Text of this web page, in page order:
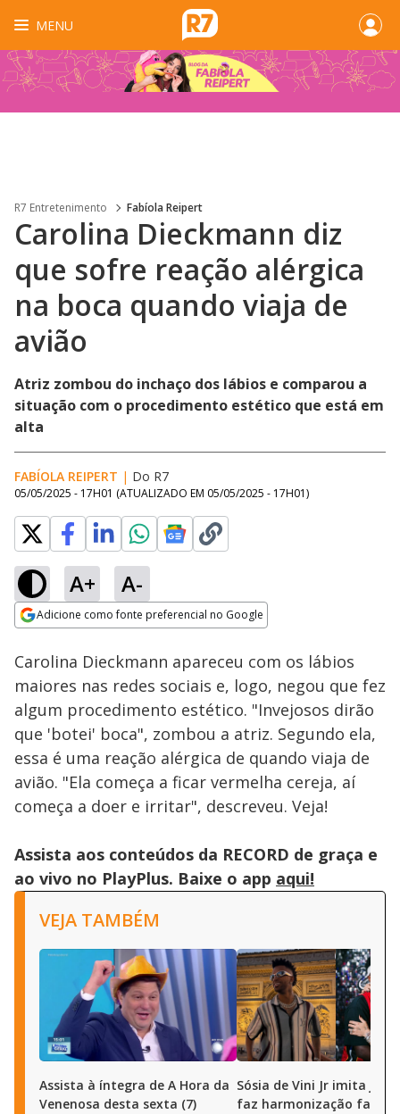
MENU
R7 Entretenimento Fabíola Reipert
Carolina Dieckmann diz
que sofre reação alérgica
na boca quando viaja de
avião
Atriz zombou do inchaço dos lábios e comparou a
situação com o procedimento estético que está em
alta
FABÍOLA REIPERT | Do R7
05/05/2025 - 17H01 (ATUALIZADO EM 05/05/2025 - 17H01)
A+ A-
Adicione como fonte preferencial no Google
Ativar
Loaded:
51.39%
Carolina Dieckmann apareceu com os lábios
maiores nas redes sociais e, logo, negou que fez
algum procedimento estético. "Invejosos dirão
que 'botei' boca", zombou a atriz. Segundo ela,
essa é uma reação alérgica de quando viaja de
avião. "Ela começa a ficar vermelha cereja, aí
começa a doer e irritar", descreveu. Veja!
Assista aos conteúdos da RECORD de graça e
ao vivo no PlayPlus. Baixe o app aqui!
VEJA TAMBÉM
Assista à íntegra de A Hora da
Venenosa desta sexta (7)
Sósia de Vini Jr imita
faz harmonização facial